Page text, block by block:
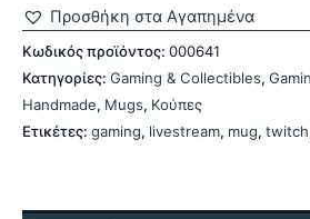
Προσθήκη στα Αγαπημένα
Κωδικός προϊόντος: 000641
Κατηγορίες: Gaming & Collectibles,
Handmade, Mugs, Κούπες
Ετικέτες: gaming, livestream, mug, twitch